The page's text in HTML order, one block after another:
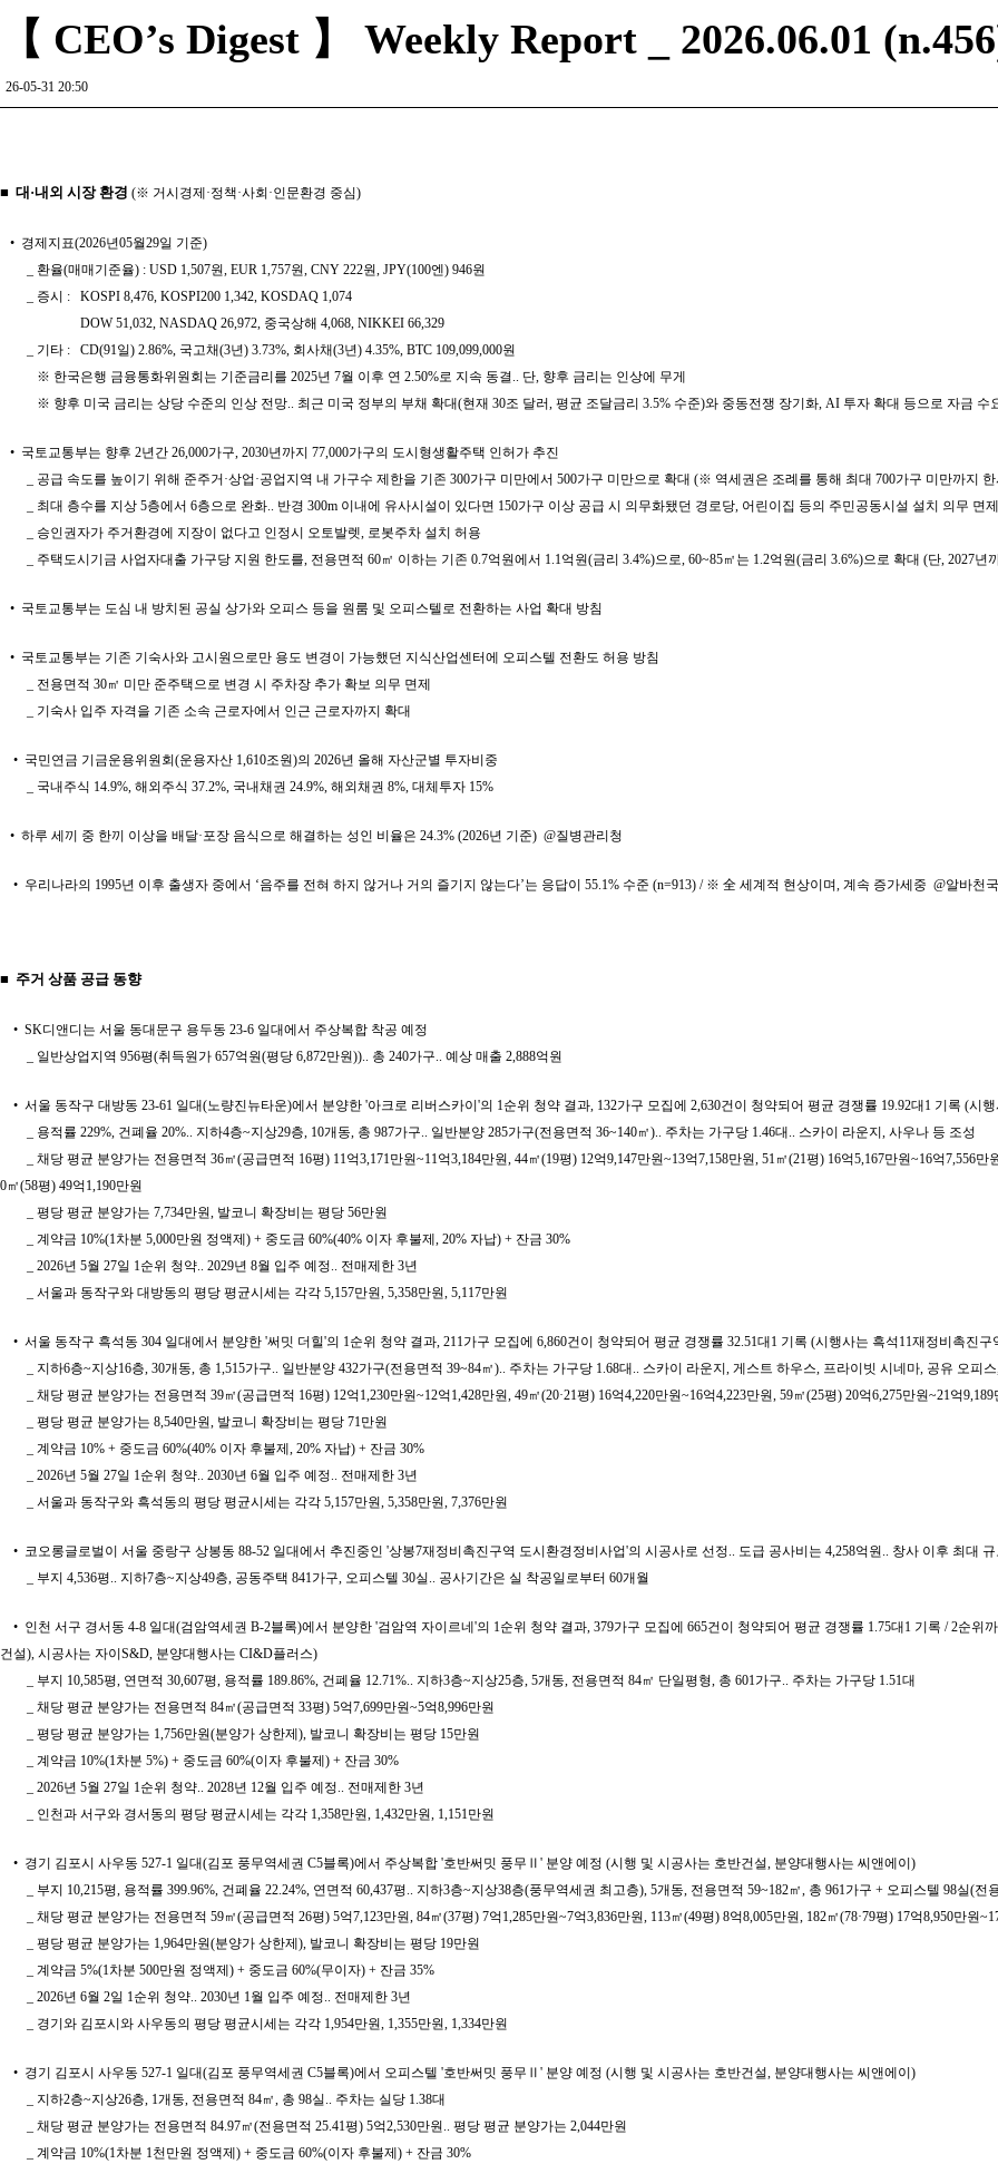
【 CEO’s Digest 】 Weekly Report _ 2026.06.01
26-05-31 20:50
■ 대·내외 시장 환경 (※ 거시경제·정책·사회·인문환경 중심)
• 경제지표(2026년05월29일 기준)
_ 환율(매매기준율) : USD 1,507원, EUR 1,757원, CNY 222원, JPY(100엔) 946원
_ 증시 :
KOSPI 8,476, KOSPI200 1,342, KOSDAQ 1,074
DOW 51,032, NASDAQ 26,972, 중국상해 4,068, NIKKEI 66,329
_ 기타 :
CD(91일) 2.86%, 국고채(3년) 3.73%, 회사채(3년) 4.35%, BTC 109,099,000원
※ 한국은행 금융통화위원회는 기준금리를 2025년 7월 이후 연 2.50%로 지속 동결.. 단, 향후 금리는 인상에 무게
※ 향후 미국 금리는 상당 수준의 인상 전망.. 최근 미국 정부의 부채 확대(현재 30조 달러, 평균 조달금리 3.5% 수준)와 중동전쟁 장기화, AI 투자 확대 등으로 자금 수
• 국토교통부는 향후 2년간 26,000가구, 2030년까지 77,000가구의 도시형생활주택 인허가 추진
_ 공급 속도를 높이기 위해 준주거·상업·공업지역 내 가구수 제한을 기존 300가구 미만에서 500가구 미만으로 확대 (※ 역세권은 조례를 통해 최대 700가구 미만까지
_ 최대 층수를 지상 5층에서 6층으로 완화.. 반경 300m 이내에 유사시설이 있다면 150가구 이상 공급 시 의무화됐던 경로당, 어린이집 등의 주민공동시설 설치 의무 면제
_ 승인권자가 주거환경에 지장이 없다고 인정시 오토발렛, 로봇주차 설치 허용
_ 주택도시기금 사업자대출 가구당 지원 한도를, 전용면적 60㎡ 이하는 기존 0.7억원에서 1.1억원(금리 3.4%)으로, 60~85㎡는 1.2억원(금리 3.6%)으로 확대 (단, 2027년
• 국토교통부는 도심 내 방치된 공실 상가와 오피스 등을 원룸 및 오피스텔로 전환하는 사업 확대 방침
• 국토교통부는 기존 기숙사와 고시원으로만 용도 변경이 가능했던 지식산업센터에 오피스텔 전환도 허용 방침
_ 전용면적 30㎡ 미만 준주택으로 변경 시 주차장 추가 확보 의무 면제
_ 기숙사 입주 자격을 기존 소속 근로자에서 인근 근로자까지 확대
• 국민연금 기금운용위원회(운용자산 1,610조원)의 2026년 올해 자산군별 투자비중
_ 국내주식 14.9%, 해외주식 37.2%, 국내채권 24.9%, 해외채권 8%, 대체투자 15%
• 하루 세끼 중 한끼 이상을 배달·포장 음식으로 해결하는 성인 비율은 24.3% (2026년 기준) @질병관리청
• 우리나라의 1995년 이후 출생자 중에서 ‘음주를 전혀 하지 않거나 거의 즐기지 않는다’는 응답이 55.1% 수준 (n=913) / ※ 全 세계적 현상이며, 계속 증가세중 @알바천국
■ 주거 상품 공급 동향
• SK디앤디는 서울 동대문구 용두동 23-6 일대에서 주상복합 착공 예정
_ 일반상업지역 956평(취득원가 657억원(평당 6,872만원)).. 총 240가구.. 예상 매출 2,888억원
• 서울 동작구 대방동 23-61 일대(노량진뉴타운)에서 분양한 '아크로 리버스카이'의 1순위 청약 결과, 132가구 모집에 2,630건이 청약되어 평균 경쟁률 19.92대1 기록 (
_ 용적률 229%, 건폐율 20%.. 지하4층~지상29층, 10개동, 총 987가구.. 일반분양 285가구(전용면적 36~140㎡).. 주차는 가구당 1.46대.. 스카이 라운지, 사우나 등 조성
_ 채당 평균 분양가는 전용면적 36㎡(공급면적 16평) 11억3,171만원~11억3,184만원, 44㎡(19평) 12억9,147만원~13억7,158만원, 51㎡(21평) 16억5,167만원~16억7,556
0㎡(58평) 49억1,190만원
_ 평당 평균 분양가는 7,734만원, 발코니 확장비는 평당 56만원
_ 계약금 10%(1차분 5,000만원 정액제) + 중도금 60%(40% 이자 후불제, 20% 자납) + 잔금 30%
_ 2026년 5월 27일 1순위 청약.. 2029년 8월 입주 예정.. 전매제한 3년
_ 서울과 동작구와 대방동의 평당 평균시세는 각각 5,157만원, 5,358만원, 5,117만원
• 서울 동작구 흑석동 304 일대에서 분양한 '써밋 더힐'의 1순위 청약 결과, 211가구 모집에 6,860건이 청약되어 평균 경쟁률 32.51대1 기록 (시행사는 흑석11재정비촉진
_ 지하6층~지상16층, 30개동, 총 1,515가구.. 일반분양 432가구(전용면적 39~84㎡).. 주차는 가구당 1.68대.. 스카이 라운지, 게스트 하우스, 프라이빗 시네마, 공유 오피
_ 채당 평균 분양가는 전용면적 39㎡(공급면적 16평) 12억1,230만원~12억1,428만원, 49㎡(20·21평) 16억4,220만원~16억4,223만원, 59㎡(25평) 20억6,275만원~21억
_ 평당 평균 분양가는 8,540만원, 발코니 확장비는 평당 71만원
_ 계약금 10% + 중도금 60%(40% 이자 후불제, 20% 자납) + 잔금 30%
_ 2026년 5월 27일 1순위 청약.. 2030년 6월 입주 예정.. 전매제한 3년
_ 서울과 동작구와 흑석동의 평당 평균시세는 각각 5,157만원, 5,358만원, 7,376만원
• 코오롱글로벌이 서울 중랑구 상봉동 88-52 일대에서 추진중인 '상봉7재정비촉진구역 도시환경정비사업'의 시공사로 선정.. 도급 공사비는 4,258억원.. 창사 이후 최대
_ 부지 4,536평.. 지하7층~지상49층, 공동주택 841가구, 오피스텔 30실.. 공사기간은 실 착공일로부터 60개월
• 인천 서구 경서동 4-8 일대(검암역세권 B-2블록)에서 분양한 '검암역 자이르네'의 1순위 청약 결과, 379가구 모집에 665건이 청약되어 평균 경쟁률 1.75대1 기록 / 2순
건설), 시공사는 자이S&D, 분양대행사는 CI&D플러스)
_ 부지 10,585평, 연면적 30,607평, 용적률 189.86%, 건폐율 12.71%.. 지하3층~지상25층, 5개동, 전용면적 84㎡ 단일평형, 총 601가구.. 주차는 가구당 1.51대
_ 채당 평균 분양가는 전용면적 84㎡(공급면적 33평) 5억7,699만원~5억8,996만원
_ 평당 평균 분양가는 1,756만원(분양가 상한제), 발코니 확장비는 평당 15만원
_ 계약금 10%(1차분 5%) + 중도금 60%(이자 후불제) + 잔금 30%
_ 2026년 5월 27일 1순위 청약.. 2028년 12월 입주 예정.. 전매제한 3년
_ 인천과 서구와 경서동의 평당 평균시세는 각각 1,358만원, 1,432만원, 1,151만원
• 경기 김포시 사우동 527-1 일대(김포 풍무역세권 C5블록)에서 주상복합 '호반써밋 풍무Ⅱ' 분양 예정 (시행 및 시공사는 호반건설, 분양대행사는 씨앤에이)
_ 부지 10,215평, 용적률 399.96%, 건폐율 22.24%, 연면적 60,437평.. 지하3층~지상38층(풍무역세권 최고층), 5개동, 전용면적 59~182㎡, 총 961가구 + 오피스텔 98실(
_ 채당 평균 분양가는 전용면적 59㎡(공급면적 26평) 5억7,123만원, 84㎡(37평) 7억1,285만원~7억3,836만원, 113㎡(49평) 8억8,005만원, 182㎡(78·79평) 17억8,950만원
_ 평당 평균 분양가는 1,964만원(분양가 상한제), 발코니 확장비는 평당 19만원
_ 계약금 5%(1차분 500만원 정액제) + 중도금 60%(무이자) + 잔금 35%
_ 2026년 6월 2일 1순위 청약.. 2030년 1월 입주 예정.. 전매제한 3년
_ 경기와 김포시와 사우동의 평당 평균시세는 각각 1,954만원, 1,355만원, 1,334만원
• 경기 김포시 사우동 527-1 일대(김포 풍무역세권 C5블록)에서 오피스텔 '호반써밋 풍무Ⅱ' 분양 예정 (시행 및 시공사는 호반건설, 분양대행사는 씨앤에이)
_ 지하2층~지상26층, 1개동, 전용면적 84㎡, 총 98실.. 주차는 실당 1.38대
_ 채당 평균 분양가는 전용면적 84.97㎡(전용면적 25.41평) 5억2,530만원.. 평당 평균 분양가는 2,044만원
_ 계약금 10%(1차분 1천만원 정액제) + 중도금 60%(이자 후불제) + 잔금 30%